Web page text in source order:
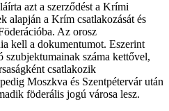
azt a szerződést a Krími
alapján a Krím csatlakozását és
Az orosz
kell a dokumentumot. Eszerint
szubjektumainak száma kettővel,
csatlakozik
Moszkva és Szentpétervár után
föderális jogú városa lesz.